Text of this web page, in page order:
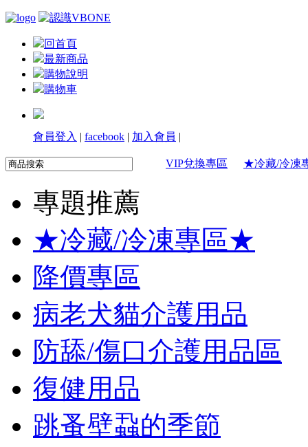
回首頁
最新商品
購物說明
購物車
會員登入 | facebook | 加入會員 |
VIP兌換專區 ★冷藏/冷凍
專題推薦
★冷藏/冷凍專區★
降價專區
病老犬貓介護用品
防舔/傷口介護用品區
復健用品
跳蚤壁蝨的季節